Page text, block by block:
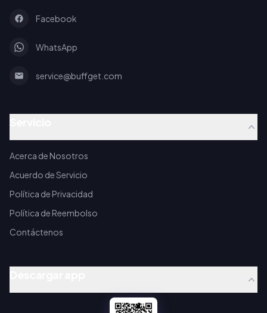
Facebook
WhatsApp
service@buffget.com
Acerca de Nosotros
Acuerdo de Servicio
Política de Privacidad
Política de Reembolso
Contáctenos